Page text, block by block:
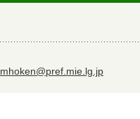
mhoken@pref.mie.lg.jp